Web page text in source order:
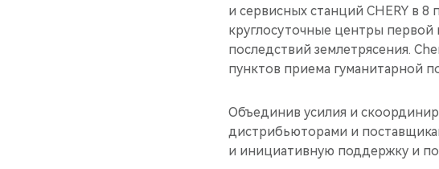
и сервисных станций CHERY в
круглосуточные центры
последствий землетрясения.
пунктов приема гуманитарной
Объединив усилия и
дистрибьюторами и
и инициативную поддержку и